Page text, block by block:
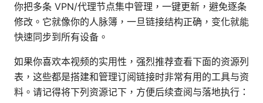
你把多条 VPN/代理节点集中管理，一键更新，避免逐条
修改。它就像你的人脉簿，一旦链接结构正确，变化就能
快速同步到所有设备。
如果你喜欢本视频的实用性，强烈推荐查看下面的资源列
表，这些都是搭建和管理订阅链接时非常有用的工具与资
料。请记得将下列资源记下，方便后续查阅与落地执行：